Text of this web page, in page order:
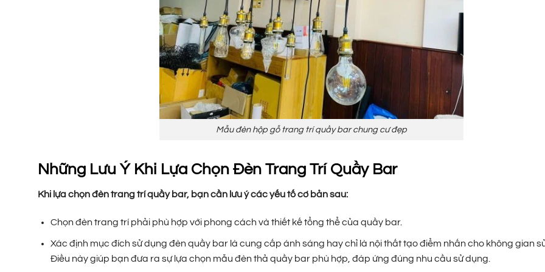
Mẫu đèn hộp gỗ trang trí quầy bar chung cư đẹp
Những Lưu Ý Khi Lựa Chọn Đèn Trang Trí Quầy Bar
Khi lựa chọn đèn trang trí quầy bar, bạn cần lưu ý các yếu tố cơ bản sau:
Chọn đèn trang trí phải phù hợp với phong cách và thiết kế tổng thể của quầy bar.
Xác định mục đích sử dụng đèn quầy bar là cung cấp ánh sáng hay chỉ là nội thất tạo điểm nhấn cho không gian
Điều này giúp bạn đưa ra sự lựa chọn mẫu đèn thả quầy bar phù hợp, đáp ứng đúng nhu cầu sử dụng.